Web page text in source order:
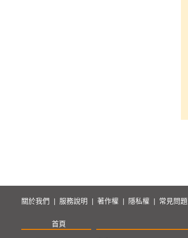
關於我們 服務說明 著作權 隱私權 常見問題
首頁